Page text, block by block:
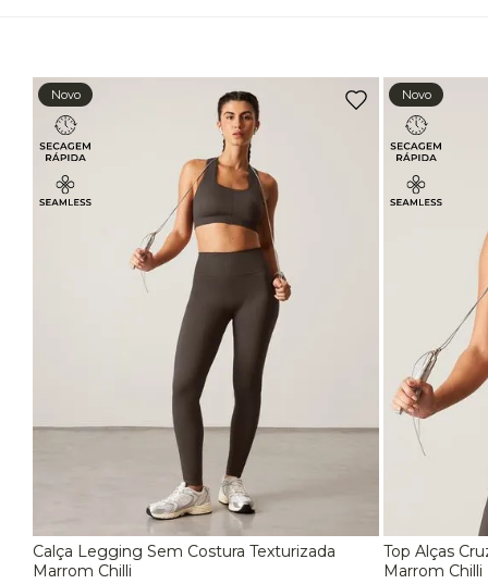
Shorts e Saia
Casaco Fitness
Conjuntos
Camisetas Femininas
Acessórios
Bermuda Fitness
Top Leve Sustentação
Shorts Fitness
Macaquinho e Macacão
Roupas
Top Alta Sustentação
Jaqueta Fitness Feminina
Regatas Fitness
Conjuntos Fitness
G
Novo
P
Calça Legging Sem Costura Texturizada
Marrom Chilli
Novo
P
Top Alças
Marrom Chilli